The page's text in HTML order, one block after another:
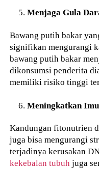
Menjaga Gula
Bawang putih bakar
signifikan mengurangi
bawang putih bakar
dikonsumsi penderita
memiliki risiko tinggi
Meningkatkan
Kandungan fitonutrien
juga bisa mengurangi
terjadinya kerusakan
kekebalan tubuh juga